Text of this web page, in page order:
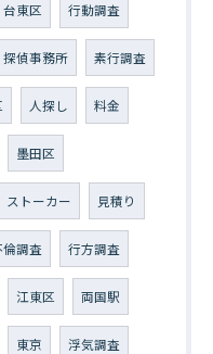
台東区 行動調査
探偵事務所 素行調査
人探し 料金
墨田区
ストーカー 見積り
倫調査 行方調査
江東区 両国駅
東京 浮気調査